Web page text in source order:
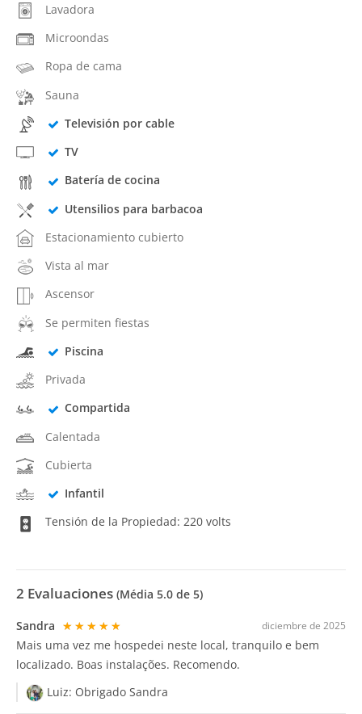
Lavadora
Microondas
Ropa de cama
Sauna
Televisión por cable
TV
Batería de cocina
Utensilios para barbacoa
Estacionamiento cubierto
Vista al mar
Ascensor
Se permiten fiestas
Piscina
Privada
Compartida
Calentada
Cubierta
Infantil
Tensión de la Propiedad: 220 volts
2 Evaluaciones (Média 5.0 de 5)
diciembre de 2025
Sandra ★★★★★
Mais uma vez me hospedei neste local, tranquilo e bem
localizado. Boas instalações. Recomendo.
Luiz: Obrigado Sandra